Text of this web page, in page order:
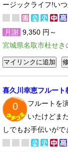
ージックライフ!い
月謝 9,350 円～
宮城県名取市杜せ
喜久川幸恵フルート
0
フルートを
いたけどま
しでもお手伝いがで